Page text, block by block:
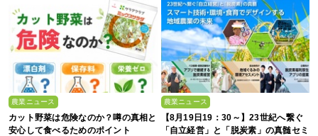
農業ニュース
カット野菜は危険なのか？噂の真相と
安心して食べるためのポイント
農業ニュース
【8月19日19：30～】23世紀へ繋ぐ
「自立経営」と「脱炭素」の真髄セミ